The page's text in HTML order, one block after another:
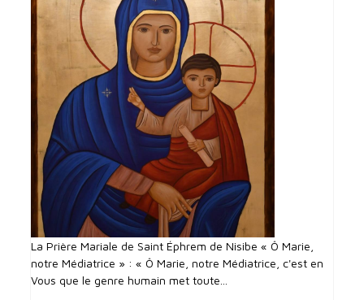
La Prière Mariale de Saint Éphrem de Nisibe « Ô Marie,
notre Médiatrice » : « Ô Marie, notre Médiatrice, c'est en
Vous que le genre humain met toute...